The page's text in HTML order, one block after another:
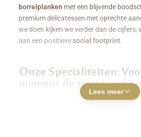
borrelplanken met een blijvende
premium delicatessen met oprechte
we doen kijken we verder dan de cijfers;
aan een positievesocial footprint.
Onze Specialiteiten:
moment de juiste
Luxe Borrelboxen &
Lees meer